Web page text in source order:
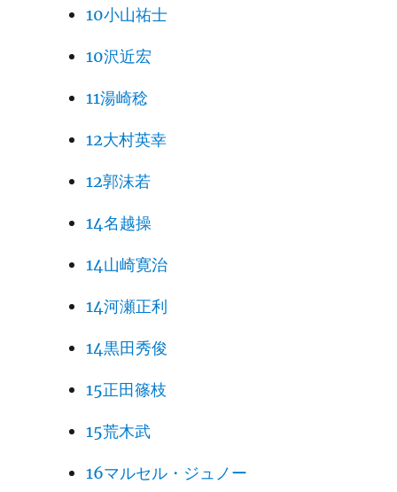
10小山祐士
10沢近宏
11湯崎稔
12大村英幸
12郭沫若
14名越操
14山崎寛治
14河瀬正利
14黒田秀俊
15正田篠枝
15荒木武
16マルセル・ジュノー